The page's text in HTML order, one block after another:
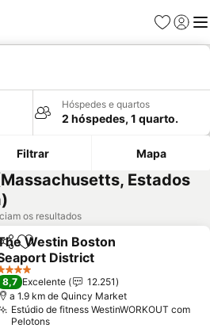
Favoritos
Iniciar
Hóspedes e quartos
2 hóspedes, 1 quarto.
Filtrar Mapa
Estados
os resultados
PartilharAdicionar aos favoritos
Westin Boston
District
preços
Estrelas
8,7 Excelente
12.251
a 1.9 km de Quincy Market
Estúdio de fitness WestinWORKOUT com
Pelotons